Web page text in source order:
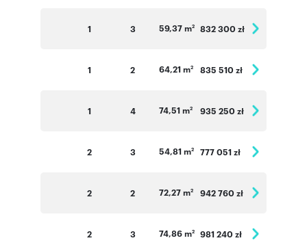
1 3 59,37 m2 832 300 zł
1 2 64,21 m2 835 510 zł
1 4 74,51 m2 935 250 zł
2 3 54,81 m2 777 051 zł
2 2 72,27 m2 942 760 zł
2 3 74,86 m2 981 240 zł